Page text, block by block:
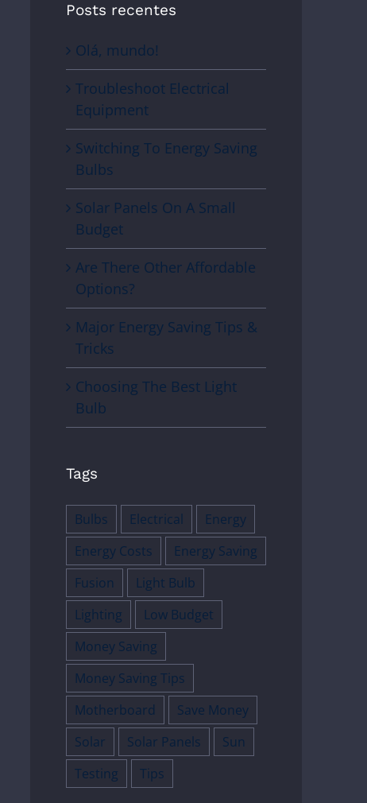
Posts recentes
Olá, mundo!
Troubleshoot Electrical
Equipment
Switching To Energy Saving
Bulbs
Solar Panels On A Small
Budget
Are There Other Affordable
Options?
Major Energy Saving Tips &
Tricks
Choosing The Best Light
Bulb
Tags
Bulbs Electrical
Energy
Energy Costs
Energy Saving
Fusion
Light Bulb
Lighting
Low Budget
Money Saving
Money Saving Tips
Motherboard
Save Money
Solar
Solar Panels
Sun
Testing
Tips